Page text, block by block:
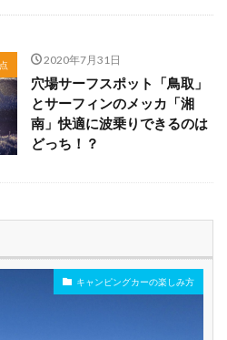
2020年7月31日
穴場サーフスポット「鳥取」
とサーフィンのメッカ「湘
南」快適に波乗りできるのは
どっち！？
キャンピングカーの楽しみ方